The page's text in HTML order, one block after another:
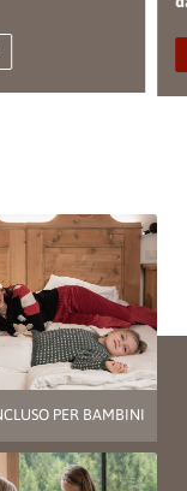
PER BAMBINI